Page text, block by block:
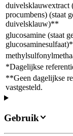
duivelsklauwextract
procumbens) (staat
duivelsklauw)**
glucosamine (staat
*Dagelijkse
**Geen dagelijkse
vastgesteld.
Gebruik